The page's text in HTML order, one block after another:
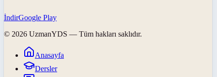
İndirGoogle Play
© 2026 UzmanYDS — Tüm hakları saklıdır.
Anasayfa
Dersler